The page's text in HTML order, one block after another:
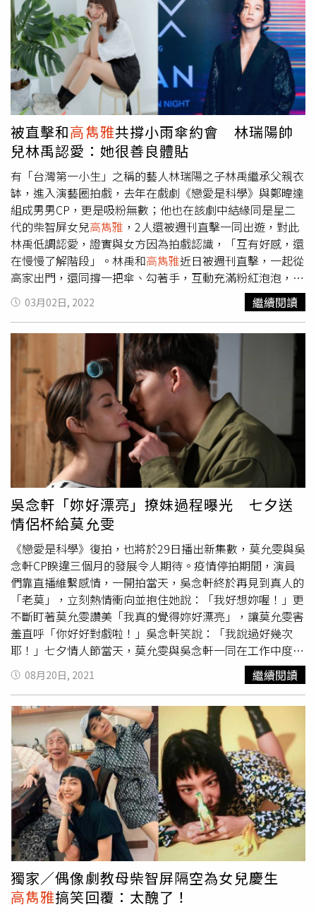
約同時也是作家的王淨，期許有一天能展開音樂上的合作。
同是狼人殺夥伴的荳荳、徐新洋、雨婷、龔言脩、李岳則是
談起彼此對於「狼人殺」其實都很走心，時常下了節目還一
起討論戰術或是覆盤節目上的表現，雖然扛起對於網路留言
的壓力，但也因為培養了革命情感，總能適時給予建議和陪
伴。好友們的義不容辭讓柯朋宇相當感動，甚至出現「罷
麥」狀況，李杏提到因為自己是狼人殺節目的粉絲，起初有
柯朋宇的集數才會看，沒想到看著看著就欲罷不能的每天鎖
定，當晚的直播也讓李杏與小賴「夢幻連動」，一聊才發現
其實兩人都有關注彼此在戲劇以及綜藝上的表現，更相互表
達對彼此的喜愛，讓柯朋宇忍不住大呼：「這是我的生日直
播！不是你們的LINE視訊通話耶。」出道七年、持續在戲
劇上有亮眼表現的柯朋宇，選擇回歸初心以創作歌手身分正
式啟航，今年將發行三首單曲，其中一首是與韓國音樂人的
跨國合作，明年也將發行個人首張正規專輯，目前首發的個
人單曲已在各大串流平台上架，以日系、清爽的音樂持續在
網路引起討論，粉絲紛紛帶來正面的反饋「很好聽」「忍不
住一再循環」「讓我想起梁靜茹的簡單舒服的感覺」「好有
畫面感」⋯等等，為柯朋宇的正式出發打了一劑強心針，期
許自己帶來更好的故事和療癒人心的作品。柯朋宇出單曲，
小賴、李杏參與直播助陣宣傳。（圖／杉朋娛樂）
被直擊和高雋雅共撐小雨傘約會 林瑞陽帥
兒林禹認愛：她很善良體貼
有「台灣第一小生」之稱的藝人林瑞陽之子林禹繼承父親衣
缽，進入演藝圈拍戲，去年在戲劇《戀愛是科學》與鄭暐達
組成男男CP，更是吸粉無數；他也在該劇中結緣同是星二
代的柴智屏女兒高雋雅 ，2人還被週刊直擊一同出遊，對此
林禹低調認愛，證實與女方因為拍戲認識，「互有好感，還
在慢慢了解階段」。林禹和高雋雅近日被週刊直擊，一起從
高家出門，還同撐一把傘、勾著手，互動充滿粉紅泡泡，根
據《三立新聞》報導，林禹對此低調認愛，表示和女方因為
拍戲認識，目前相處起來也很愉快、有默契，「覺得她是個
善良、體貼的人，還在了解階段」。柴智屏之女高雋雅。
（圖／翻攝自IG @cloveryayakao）報導也指出，女方母
親、台灣「偶像劇教母」柴智屏對於這段戀情也知情，「目
前就剛開始，正常的吃飯看電影，和以前拍戲的朋友互動很
多」；至於對林禹的印象為何？柴智屏表示林禹很有禮貌，
也相當乖巧。林禹是林瑞陽與前妻曾哲貞所生的兒子，過去
都在中國大陸發展，還曾參加選秀節目《快樂男聲》，近年
則回到台灣經營健身事業，同時也跨足戲劇演出，一開始在
《戲說台灣》裡演出「新娘神」，後也因《戀愛是科學》演
出男同志而聲名大噪。林禹（上）與鄭暐達在《戀愛是科
學》中，飾演男男CP。（圖／翻攝自@linyu19901103）
03月02日, 2022 繼續閱讀
吳念軒「妳好漂亮」撩妹過程曝光 七夕送
情侶杯給莫允雯
《戀愛是科學》復拍，也將於29日播出新集數，莫允雯與吳
念軒CP睽違三個月的發展令人期待。疫情停拍期間，演員
們靠直播維繫感情，一開拍當天，吳念軒終於再見到真人的
「老莫」，立刻熱情衝向並抱住她說：「我好想妳喔！」更
不斷盯著莫允雯讚美「我真的覺得妳好漂亮」，讓莫允雯害
羞直呼「你好好對戲啦！」吳念軒笑說：「我說過好幾次
耶！」七夕情人節當天，莫允雯與吳念軒一同在工作中度
過，貼心的吳念軒特別挑選情人節禮物送莫允雯，要給她驚
喜，同款不同色的情侶保溫對杯，讓杯子控的莫允雯收到時
相當開心，還興奮的開直播跟觀眾分享。越來越有默契的兩
人在劇組幫莫允雯梳化時，吳念軒都會習慣自動去幫她做造
型，隨著殺青在即，莫允雯不捨地喊：「每弄一次造型就少
一次。」吳念軒送情侶對杯給莫允雯。（圖／三立）而疫情
逐步解封，日前好客的莫允雯邀請演員們收工後到她家聚
餐，高雋雅狂讚莫允雯的家以及服務好像入住Airbnb的感
覺，不僅親手下廚給大家吃，一群人玩到天亮還貼心的備好
早點，高雋雅笑說真的是位服務很棒的女主人，大夥還開玩
笑說下次要直接帶行李入住。演員們的好情誼隨著該劇即將
殺青，仍會繼續長存。
08月20日, 2021 繼續閱讀
獨家／偶像劇教母柴智屏隔空為女兒慶生
高雋雅搞笑回覆：太醜了！